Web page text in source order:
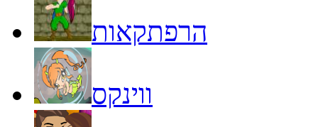
הרפתקאות
ווינקס